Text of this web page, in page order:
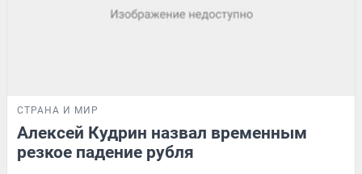
СТРАНА И МИР
Алексей Кудрин назвал временным
резкое падение рубля